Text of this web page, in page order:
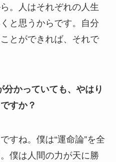
。人はそれぞれの人生
と思うからです。自分
とができれば、それで
かっていても、やはり
すか？
すね。僕は“運命論”を全
僕は人間の力が天に勝